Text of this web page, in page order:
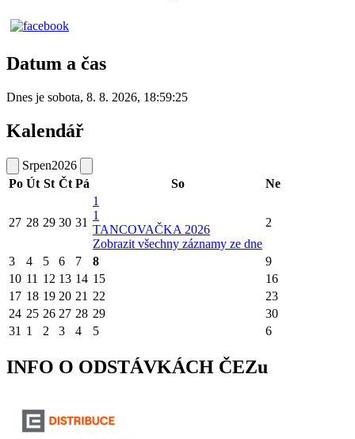
Datum a čas
Dnes je sobota, 8. 8. 2026, 18:59:25
Kalendář
Srpen2026
Po Út St Čt Pá So Ne
27 28 29 30 31
1
1
TANCOVAČKA 2026
Zobrazit všechny záznamy ze dne
2
3 4 5 6 7 8
9
10 11 12 13 14 15
16
17 18 19 20 21 22
23
24 25 26 27 28 29
30
31 1 2 3 4 5 6
INFO O ODSTÁVKÁCH ČEZu